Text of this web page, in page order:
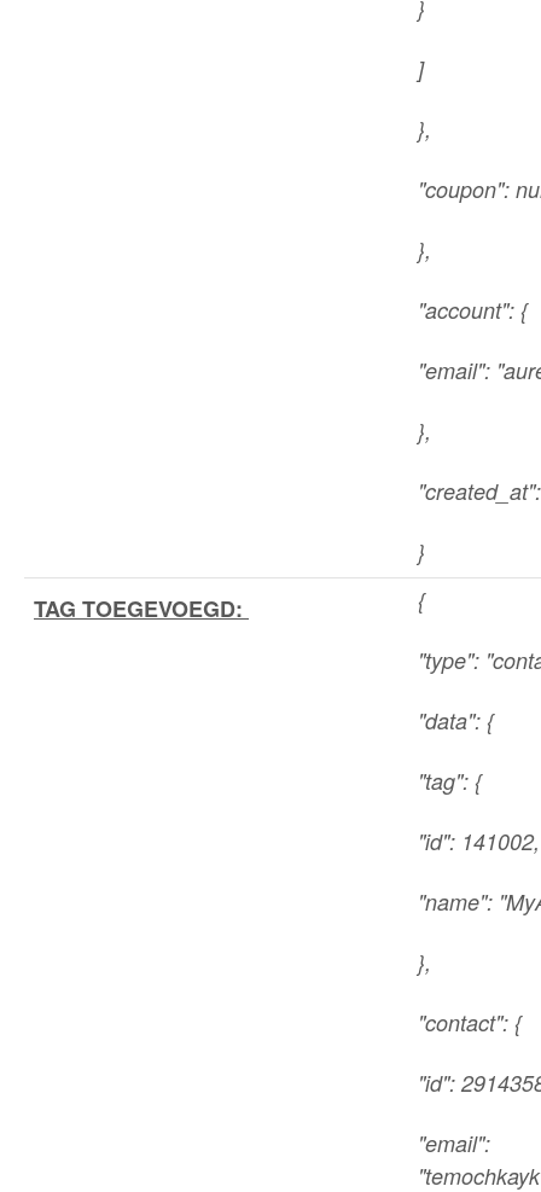
}
]
},
"coupon":
},
"account": {
"email":
},
}
TAG TOEGEVOEGD:
{
"type":
"data": {
"tag": {
"id": 141002,
"name":
},
"contact": {
"id":
"email":